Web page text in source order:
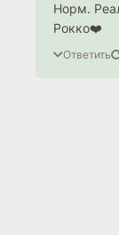
Норм.
Рокко❤️
Ответить